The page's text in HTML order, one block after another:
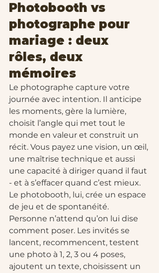
Photobooth vs
photographe pour
mariage : deux
rôles, deux
mémoires
Le photographe capture votre
journée avec intention. Il anticipe
les moments, gère la lumière,
choisit l’angle qui met tout le
monde en valeur et construit un
récit. Vous payez une vision, un œil,
une maîtrise technique et aussi
une capacité à diriger quand il faut
- et à s’effacer quand c’est mieux.
Le photobooth, lui, crée un espace
de jeu et de spontanéité.
Personne n’attend qu’on lui dise
comment poser. Les invités se
lancent, recommencent, testent
une photo à 1, 2, 3 ou 4 poses,
ajoutent un texte, choisissent un